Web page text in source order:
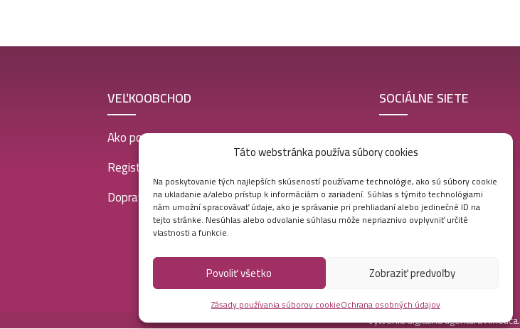
Táto webstránka používa súbory cookies
Na poskytovanie tých najlepších skúseností používame technológie, ako sú súbory cookie
na ukladanie a/alebo prístup k informáciám o zariadení. Súhlas s týmito technológiami
nám umožní spracovávať údaje, ako je správanie pri prehliadaní alebo jedinečné ID na
tejto stránke. Nesúhlas alebo odvolanie súhlasu môže nepriaznivo ovplyvniť určité
vlastnosti a funkcie.
Povoliť všetko Zobraziť predvoľby
Zásady používania súborov cookieOchrana osobných údajov
VEĽKOOBCHOD
Ako postupovať
Registrácia
Doprava a platba Veľkoobchod
SOCIÁLNE SIETE
Vytvorila digitálna agentúraAmetica.